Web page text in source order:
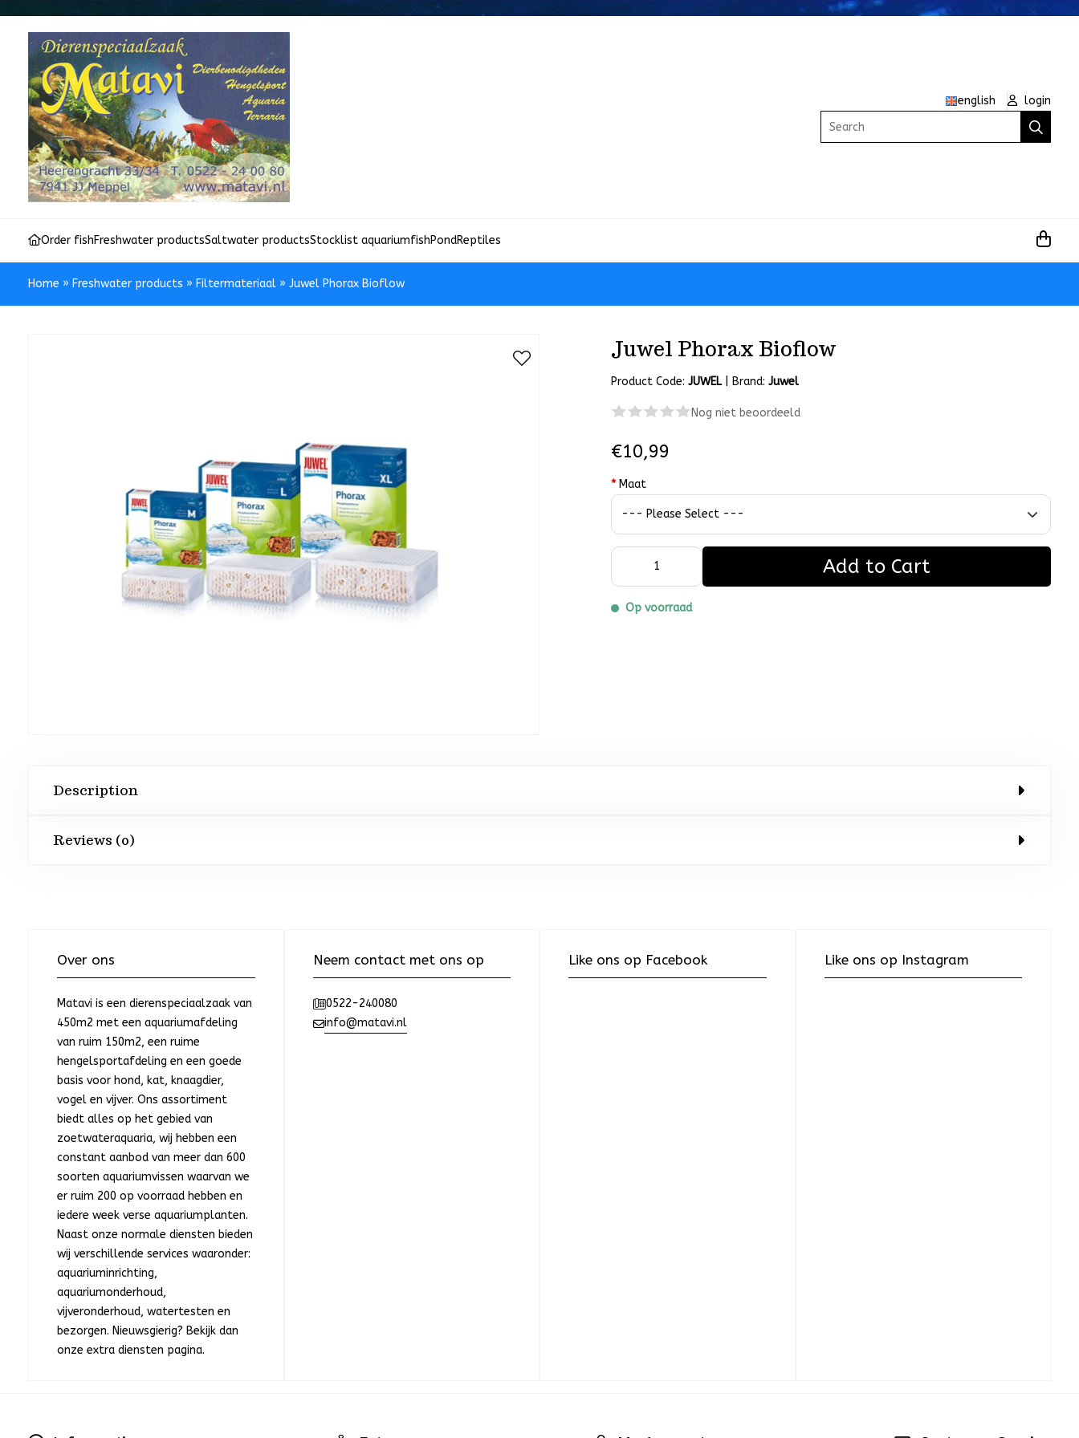
english
login
Search
Order fishFreshwater productsSaltwater productsStocklist aquariumfishPondReptiles
Home » Freshwater products » Filtermateriaal » Juwel Phorax Bioflow
Juwel Phorax Bioflow
Product Code:JUWEL Brand:Juwel
Nog niet beoordeeld
€10,99
* Maat
Add to Cart
Op voorraad
Description
Reviews (0)
Over ons
Matavi is een dierenspeciaalzaak van
450m2 met een aquariumafdeling
van ruim 150m2, een ruime
hengelsportafdeling en een goede
basis voor hond, kat, knaagdier,
vogel en vijver. Ons assortiment
biedt alles op het gebied van
zoetwateraquaria, wij hebben een
constant aanbod van meer dan 600
soorten aquariumvissen waarvan we
er ruim 200 op voorraad hebben en
iedere week verse aquariumplanten.
Naast onze normale diensten bieden
wij verschillende services waaronder:
aquariuminrichting,
aquariumonderhoud,
vijveronderhoud, watertesten en
bezorgen. Nieuwsgierig? Bekijk dan
onze extra diensten pagina.
Neem contact met ons op
0522-240080
info@matavi.nl
Like ons op Facebook Like ons op Instagram